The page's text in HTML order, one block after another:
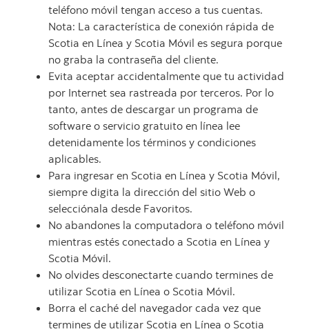
teléfono móvil tengan acceso a tus cuentas.
Nota: La característica de conexión rápida de
Scotia en Línea y Scotia Móvil es segura porque
no graba la contraseña del cliente.
Evita aceptar accidentalmente que tu actividad
por Internet sea rastreada por terceros. Por lo
tanto, antes de descargar un programa de
software o servicio gratuito en línea lee
detenidamente los términos y condiciones
aplicables.
Para ingresar en Scotia en Línea y Scotia Móvil,
siempre digita la dirección del sitio Web o
selecciónala desde Favoritos.
No abandones la computadora o teléfono móvil
mientras estés conectado a Scotia en Línea y
Scotia Móvil.
No olvides desconectarte cuando termines de
utilizar Scotia en Línea o Scotia Móvil.
Borra el caché del navegador cada vez que
termines de utilizar Scotia en Línea o Scotia